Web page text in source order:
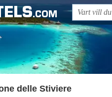
.COM
delle Stiviere